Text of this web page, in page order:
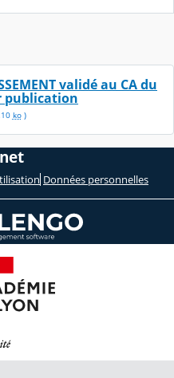
validé au CA du
publication
ko)
Données personnelles